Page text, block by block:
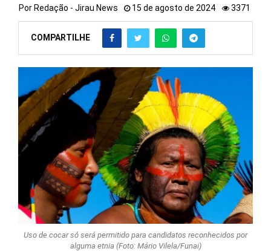
Por Redação - Jirau News 15 de agosto de 2024 3371
COMPARTILHE
Uso de cocar só será permitido para candidatos reconhecidos por
alguma etnia (Foto: Mário Vilela/Funai)